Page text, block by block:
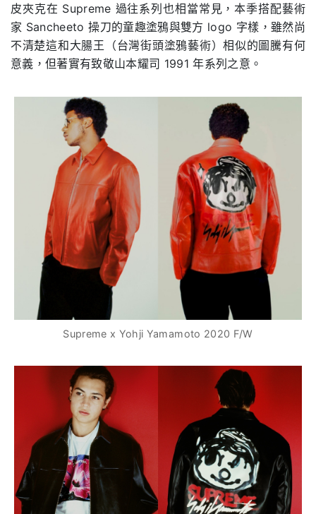
皮夾克在 Supreme 過往系列也相當常見，本季搭配藝術
家 Sancheeto 操刀的童趣塗鴉與雙方 logo 字樣，雖然尚
不清楚這和大腸王（台灣街頭塗鴉藝術）相似的圖騰有何
意義，但著實有致敬山本耀司 1991 年系列之意。
Supreme x Yohji Yamamoto 2020 F/W